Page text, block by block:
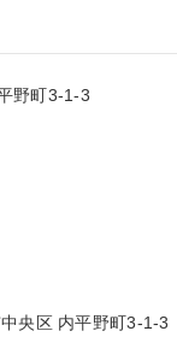
野町3-1-3
央区 内平野町3-1-3